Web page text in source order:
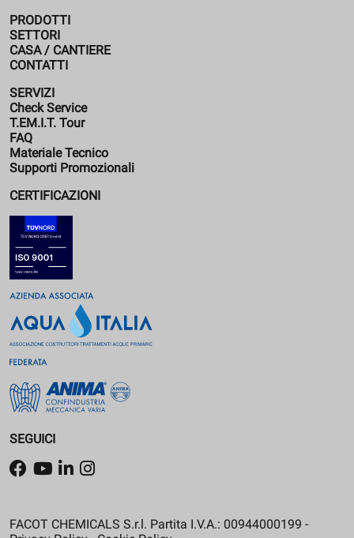
PRODOTTI
SETTORI
CASA / CANTIERE
CONTATTI
SERVIZI
Check Service
T.EM.I.T. Tour
FAQ
Materiale Tecnico
Supporti Promozionali
CERTIFICAZIONI
SEGUICI
FACOT CHEMICALS S.r.l. Partita I.V.A.: 00944000199 -